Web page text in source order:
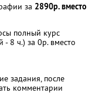
за 2890р. вместо
полный курс
8 ч.) за 0р. вместо
задания, после
комментарии